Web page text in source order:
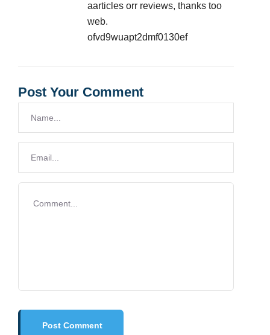
aarticles orr reviews, thanks too
web.
ofvd9wuapt2dmf0130ef
Post Your Comment